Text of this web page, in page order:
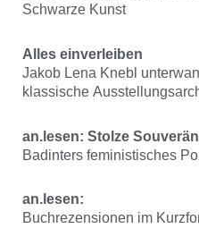
Schwarze Kunst
Alles einverleiben
Jakob Lena Knebl
klassische
an.lesen: Stolze
Badinters feministisches
an.lesen:
Buchrezensionen im